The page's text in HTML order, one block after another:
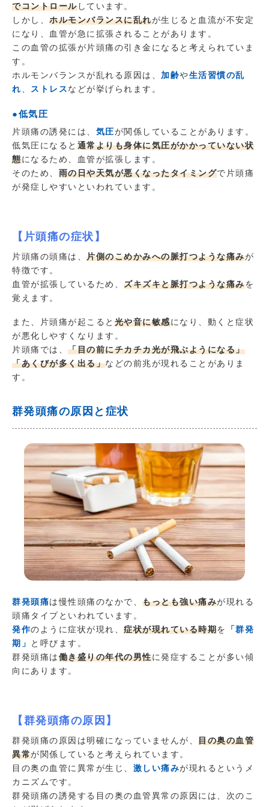
でコントロールしています。
しかし、 ホルモンバランスに乱れが生じると血流が不安定
になり、血管が急に拡張されることがあります。
この血管の拡張が片頭痛の引き金になると考えられていま
す。
ホルモンバランスが乱れる原因は、 加齢や生活習慣の乱
れ
ストレスなどが挙げられます。
●低気圧
片頭痛の誘発には、 気圧が関係していることがあります。
低気圧になると 通常よりも身体に気圧がかかっていない状
態になるため、血管が拡張します。
そのため、 雨の日や天気が悪くなったタイミングで片頭痛
が発症しやすいといわれています。
【片頭痛の症状】
片頭痛の頭痛は、 片側のこめかみへの脈打つような痛みが
特徴です。
血管が拡張しているため、 ズキズキと脈打つような痛みを
覚えます。
また、片頭痛が起こると 光や音に敏感になり、動くと症状
が悪化しやすくなります。
片頭痛では、 「目の前にチカチカ光が飛ぶようになる」
「あくびが多く出る」などの前兆が現れることがありま
す。
群発頭痛の原因と症状
群発頭痛は慢性頭痛のなかで、 もっとも強い痛みが現れる
頭痛タイプといわれています。
発作のように症状が現れ、 症状が現れている時期を
「群発
期」
と呼びます。
群発頭痛は働き盛りの年代の男性に発症することが多い傾
向にあります。
【群発頭痛の原因】
群発頭痛の原因は明確になっていませんが、 目の奥の血管
異常が関係していると考えられています。
目の奥の血管に異常が生じ、 激しい痛みが現れるというメ
カニズムです。
群発頭痛の誘発する目の奥の血管異常の原因には、次のこ